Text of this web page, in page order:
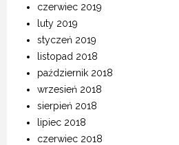
czerwiec 2019
luty 2019
styczeń 2019
listopad 2018
październik 2018
wrzesień 2018
sierpień 2018
lipiec 2018
czerwiec 2018